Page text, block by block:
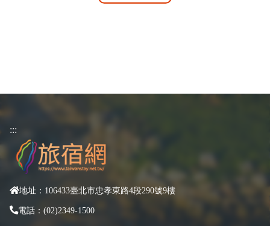
:::
地址：106433臺北市忠孝東路4段290號9樓
電話：(02)2349-1500